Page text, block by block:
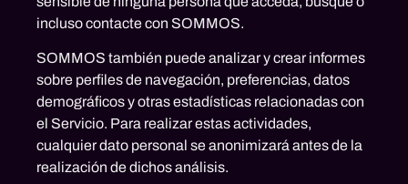
incluso contacte con SOMMOS.
SOMMOS también puede analizar y crear informes
sobre perfiles de navegación, preferencias, datos
demográficos y otras estadísticas relacionadas con
el Servicio. Para realizar estas actividades,
cualquier dato personal se anonimizará antes de la
realización de dichos análisis.